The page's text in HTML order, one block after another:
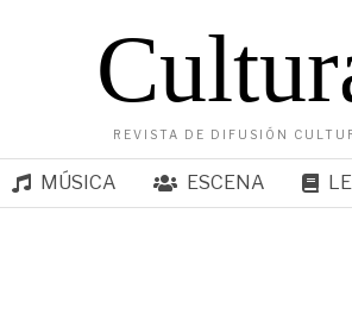
REVISTA DE DIFUSIÓN
MÚSICA ESCENA